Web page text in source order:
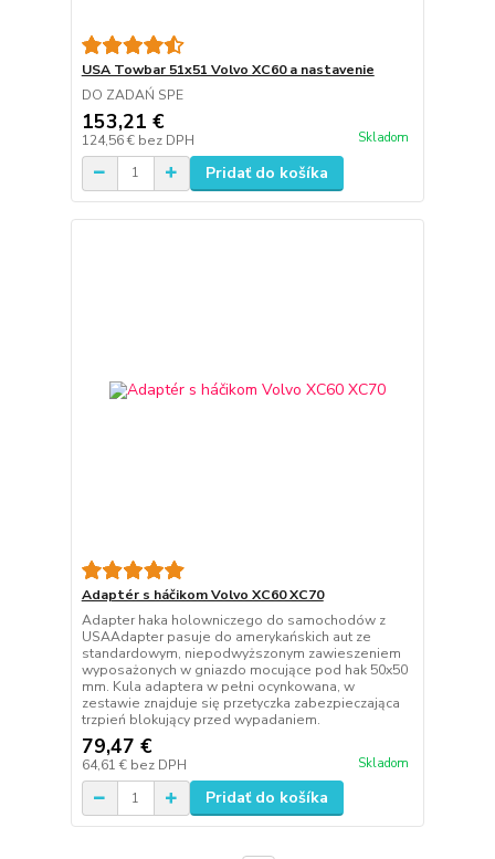
USA Towbar 51x51 Volvo XC60 a nastavenie
DO ZADAŃ SPE
153,21 €
124,56 € bez DPH Skladom
Pridať do košíka
Adaptér s háčikom Volvo XC60 XC70
Adapter haka holowniczego do samochodów z
USAAdapter pasuje do amerykańskich aut ze
standardowym, niepodwyższonym zawieszeniem
wyposażonych w gniazdo mocujące pod hak 50x50
mm. Kula adaptera w pełni ocynkowana, w
zestawie znajduje się przetyczka zabezpieczająca
trzpień blokujący przed wypadaniem.
79,47 €
64,61 € bez DPH Skladom
Pridať do košíka